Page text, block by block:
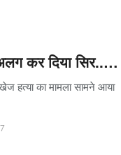
कर दिया सिर..…
हत्या का मामला सामने आया